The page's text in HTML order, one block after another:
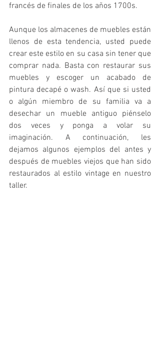
francés de finales de los años 1700s.
Aunque los almacenes de muebles están
llenos de esta tendencia, usted puede
crear este estilo en su casa sin tener que
comprar nada. Basta con restaurar sus
muebles y escoger un acabado de
pintura decapé o wash. Así que si usted
o algún miembro de su familia va a
desechar un mueble antiguo piénselo
dos veces y ponga a volar su
imaginación. A continuación, les
dejamos algunos ejemplos del antes y
después de muebles viejos que han sido
restaurados al estilo vintage en nuestro
taller.